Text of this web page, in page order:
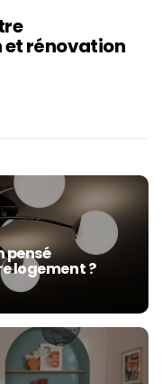
rénovation
pensé
logement ?